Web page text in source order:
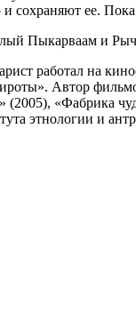
сохраняют ее.
Пыкарваам и
работал на
Автор
«Фабрика
этнологии и